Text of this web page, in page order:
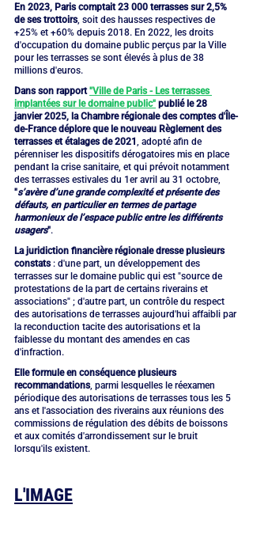
En 2023, Paris comptait 23 000 terrasses sur 2,5%
de ses trottoirs, soit des hausses respectives de
+25% et +60% depuis 2018. En 2022, les droits
d'occupation du domaine public perçus par la Ville
pour les terrasses se sont élevés à plus de 38
millions d'euros.
Dans son rapport "Ville de Paris - Les terrasses
implantées sur le domaine public" publié le 28
janvier 2025, la Chambre régionale des comptes d'Île-
de-France déplore que le nouveau Règlement des
terrasses et étalages de 2021 , adopté afin de
pérenniser les dispositifs dérogatoires mis en place
pendant la crise sanitaire, et qui prévoit notamment
des terrasses estivales du 1er avril au 31 octobre,
"s’avère d’une grande complexité et présente des
défauts, en particulier en termes de partage
harmonieux de l’espace public entre les différents
usagers".
La juridiction financière régionale dresse plusieurs
constats : d'une part, un développement des
terrasses sur le domaine public qui est "source de
protestations de la part de certains riverains et
associations" ; d'autre part, un contrôle du respect
des autorisations de terrasses aujourd'hui affaibli par
la reconduction tacite des autorisations et la
faiblesse du montant des amendes en cas
d'infraction.
Elle formule en conséquence plusieurs
recommandations, parmi lesquelles le réexamen
périodique des autorisations de terrasses tous les 5
ans et l'association des riverains aux réunions des
commissions de régulation des débits de boissons
et aux comités d'arrondissement sur le bruit
lorsqu'ils existent.
L'IMAGE